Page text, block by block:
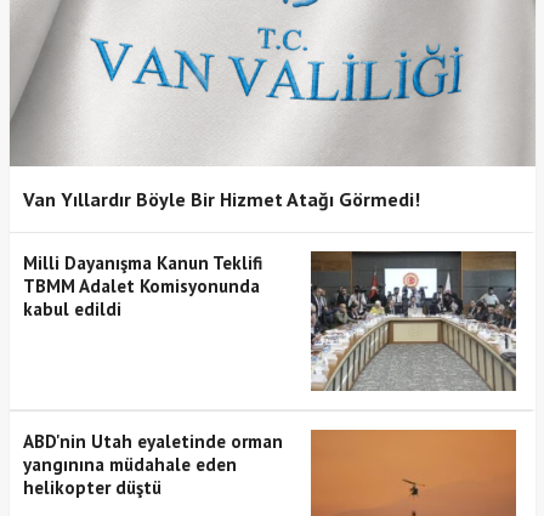
Van Yıllardır Böyle Bir Hizmet Atağı Görmedi!
Milli Dayanışma Kanun Teklifi
TBMM Adalet Komisyonunda
kabul edildi
ABD'nin Utah eyaletinde orman
yangınına müdahale eden
helikopter düştü